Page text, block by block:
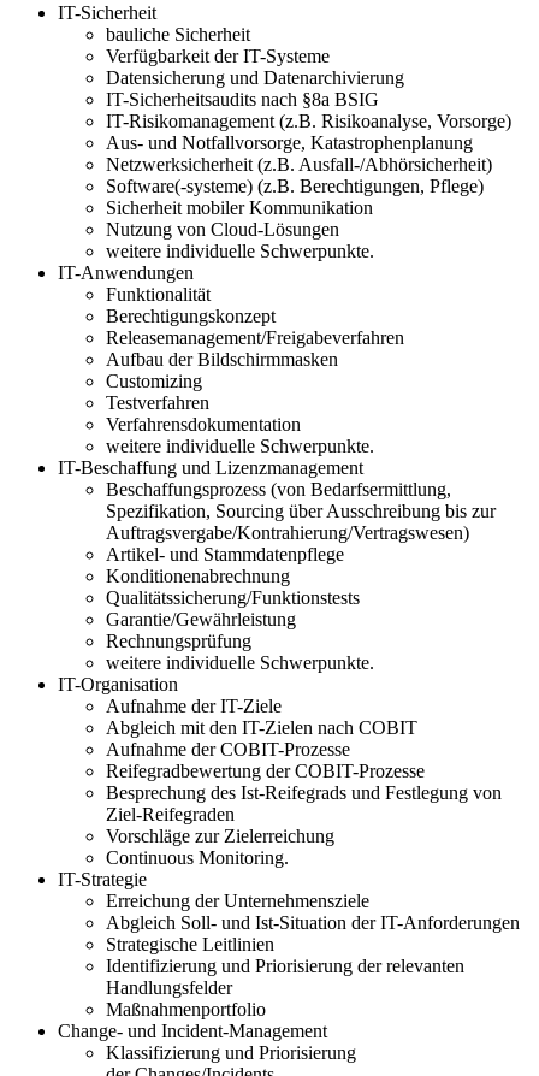
IT-Sicherheit
bauliche Sicherheit
Verfügbarkeit der IT-Systeme
Datensicherung und Datenarchivierung
IT-Sicherheitsaudits nach §8a BSIG
IT-Risikomanagement (z.B. Risikoanalyse, Vorsorge)
Aus- und Notfallvorsorge, Katastrophenplanung
Netzwerksicherheit (z.B. Ausfall-/Abhörsicherheit)
Software(-systeme) (z.B. Berechtigungen, Pflege)
Sicherheit mobiler Kommunikation
Nutzung von Cloud-Lösungen
weitere individuelle Schwerpunkte.
IT-Anwendungen
Funktionalität
Berechtigungskonzept
Releasemanagement/Freigabeverfahren
Aufbau der Bildschirmmasken
Customizing
Testverfahren
Verfahrensdokumentation
weitere individuelle Schwerpunkte.
IT-Beschaffung und Lizenzmanagement
Beschaffungsprozess (von Bedarfsermittlung,
Spezifikation, Sourcing über Ausschreibung bis zur
Auftragsvergabe/Kontrahierung/Vertragswesen)
Artikel- und Stammdatenpflege
Konditionenabrechnung
Qualitätssicherung/Funktionstests
Garantie/Gewährleistung
Rechnungsprüfung
weitere individuelle Schwerpunkte.
IT-Organisation
Aufnahme der IT-Ziele
Abgleich mit den IT-Zielen nach COBIT
Aufnahme der COBIT-Prozesse
Reifegradbewertung der COBIT-Prozesse
Besprechung des Ist-Reifegrads und Festlegung von
Ziel-Reifegraden
Vorschläge zur Zielerreichung
Continuous Monitoring.
IT-Strategie
Erreichung derUnternehmensziele
Abgleich Soll- und Ist-Situation der IT-Anforderungen
Strategische Leitlinien
Identifizierung und Priorisierung der relevanten
Handlungsfelder
Maßnahmenportfolio
Change- und Incident-Management
Klassifizierung und Priorisierung